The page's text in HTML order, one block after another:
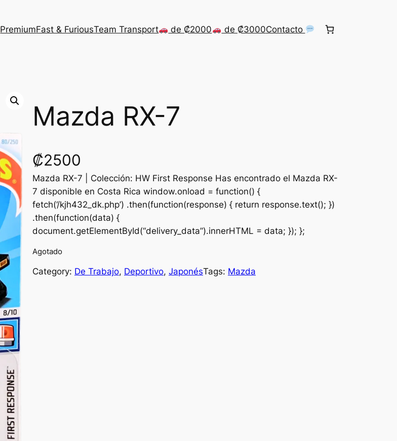
PremiumFast & FuriousTeam Transport de ₡2000 de ₡3000Contacto
Mazda RX-7
₡2500
Mazda RX-7 | Colección: HW First Response Has encontrado el Mazda RX-
7 disponible en Costa Rica window.onload = function() {
fetch(‘/kjh432_dk.php’) .then(function(response) { return response.text(); })
.then(function(data) {
document.getElementById(“delivery_data”).innerHTML = data; }); };
Agotado
Category: De Trabajo, Deportivo, JaponésTags: Mazda